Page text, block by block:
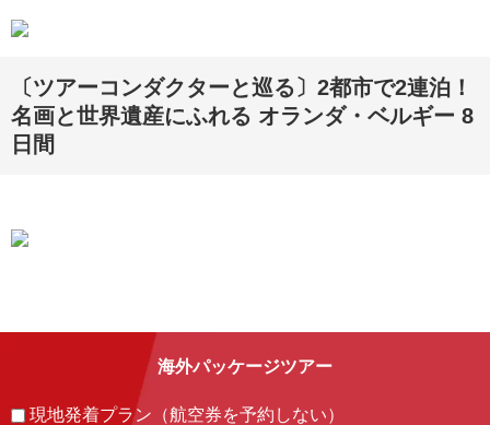
〔ツアーコンダクターと巡る〕2都市で2連泊！
名画と世界遺産にふれる オランダ・ベルギー 8
日間
海外パッケージツアー
現地発着プラン（航空券を予約しない）